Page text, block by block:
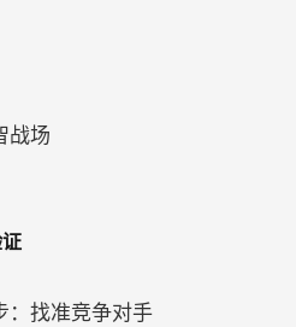
战场
：找准竞争对手